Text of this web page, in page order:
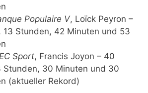
Populaire V, Loïck Peyron –
13 Stunden, 42 Minuten und 53
Sport, Francis Joyon – 40
Stunden, 30 Minuten und 30
(aktueller Rekord)